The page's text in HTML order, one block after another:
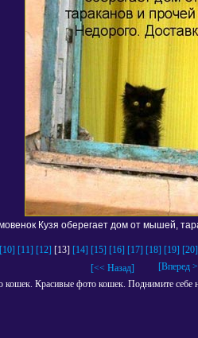
Кузя оберегает дом от мышей,
[10] [11] [12] [13] [14] [15] [16] [17] [18] [19] [20]
[<< Назад]
[Вперед
Красивые фото кошек. Поднимите